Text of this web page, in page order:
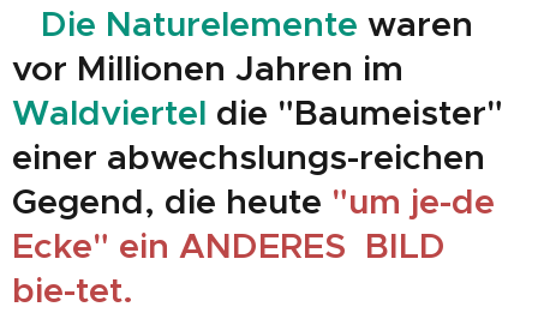
Die Naturelemente waren
vor Millionen Jahren im
Waldviertel die "Baumeister"
einer abwechslungs-reichen
Gegend, die heute "um je-de
Ecke" ein ANDERES BILD
bie-tet.